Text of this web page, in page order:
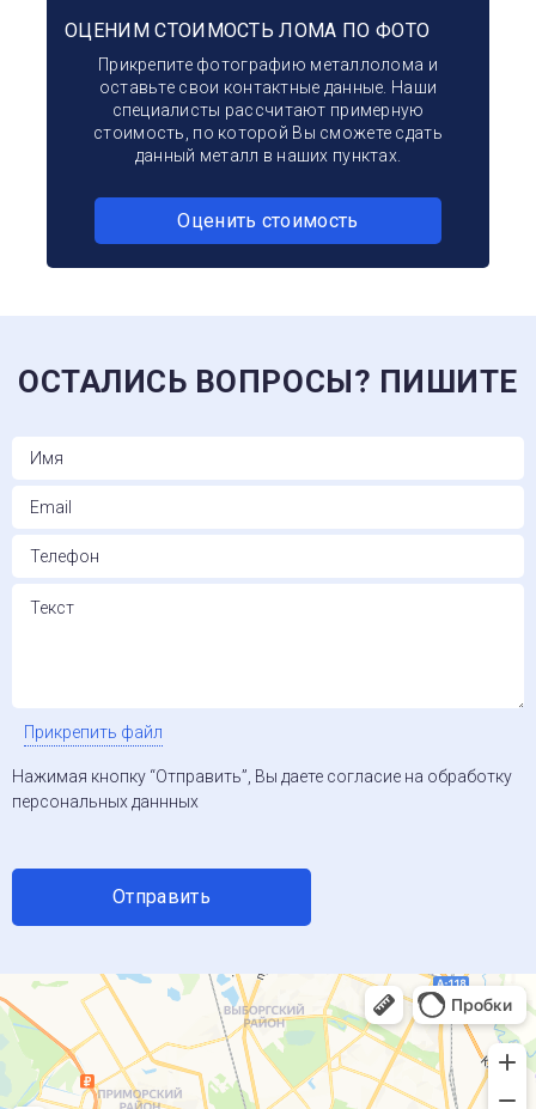
ОЦЕНИМ СТОИМОСТЬ ЛОМА ПО ФОТО
Прикрепите фотографию металлолома и
оставьте свои контактные данные. Наши
специалисты рассчитают примерную
стоимость, по которой Вы сможете сдать
данный металл в наших пунктах.
Оценить стоимость
ОСТАЛИСЬ ВОПРОСЫ? ПИШИТЕ
Прикрепить файл
Нажимая кнопку “Отправить”, Вы даете согласие на обработку
персональных даннных